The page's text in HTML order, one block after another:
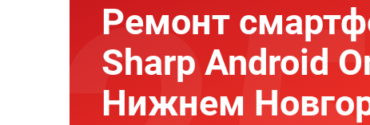
Ремонт
Sharp Android
Нижнем